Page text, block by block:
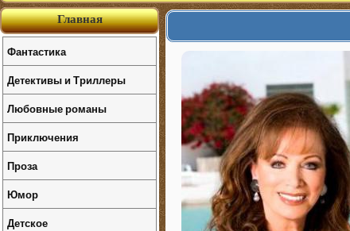
Главная
Фантастика
Детективы и Триллеры
Любовные романы
Приключения
Проза
Юмор
Детское